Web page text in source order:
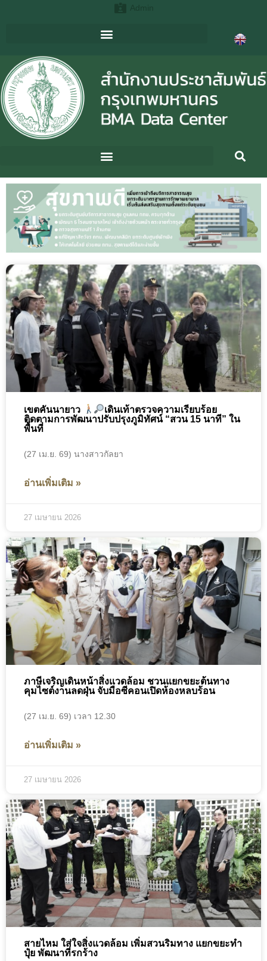
เขตคันนายาว
เดินเท้าตรวจความเรียบร้อย
ติดตามการพัฒนาปรับปรุงภูมิทัศน์ “สวน 15 นาที” ใน
พื้นที่
(27 เม.ย. 69) นางสาวกัลยา
อ่านเพิ่มเติม »
27 เมษายน 2026
ภาษีเจริญเดินหน้าสิ่งแวดล้อม ชวนแยกขยะต้นทาง
คุมไซต์งานลดฝุ่น จับมือซีคอนเปิดห้องหลบร้อน
(27 เม.ย. 69) เวลา 12.30
อ่านเพิ่มเติม »
27 เมษายน 2026
สายไหม ใส่ใจสิ่งแวดล้อม เพิ่มสวนริมทาง แยกขยะทำ
ปุ๋ย พัฒนาที่รกร้าง